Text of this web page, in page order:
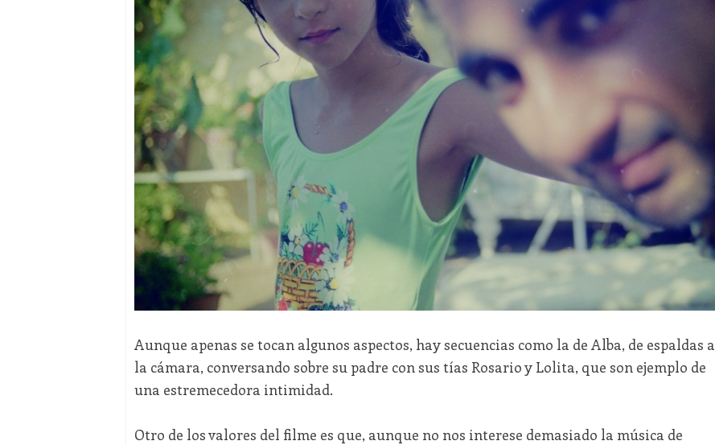
Aunque apenas se tocan algunos aspectos, hay secuencias como la de Alba, de espaldas a
la cámara, conversando sobre su padre con sus tías Rosario y Lolita, que son ejemplo de
una estremecedora intimidad.
Otro de los valores del filme es que, aunque no nos interese demasiado la música de